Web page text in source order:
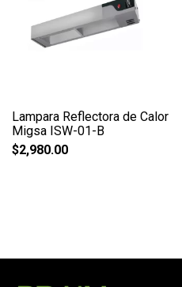
Lampara Reflectora de Calor
Migsa ISW-01-B
$2,980.00